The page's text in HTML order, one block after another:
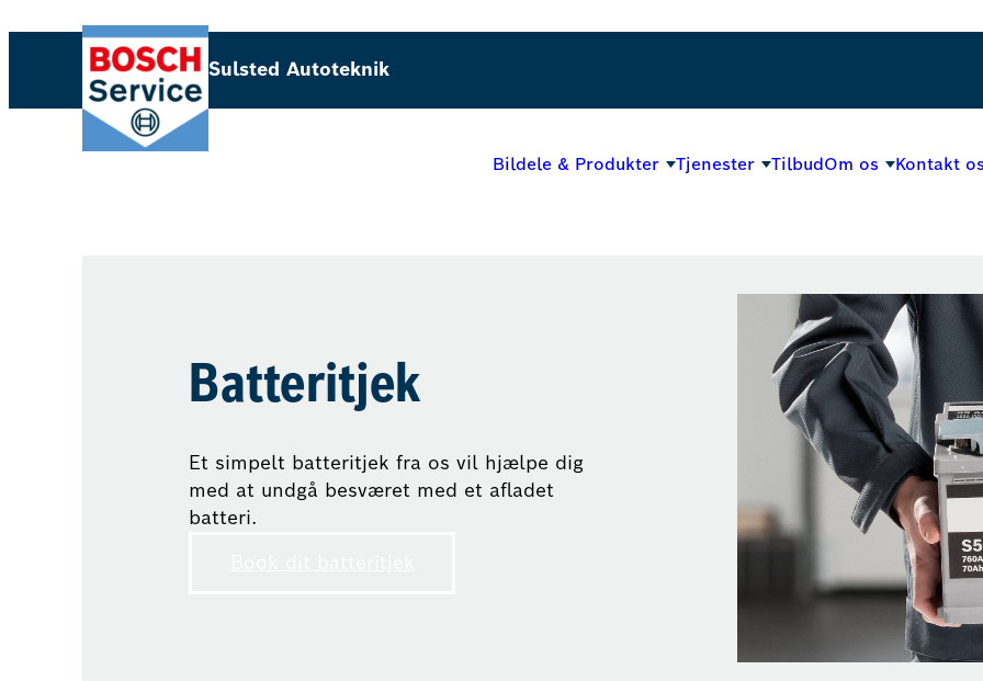
Sulsted Autoteknik
Bildele & Produkter Tjenester TilbudOm os Kontakt
Batteritjek
Et simpelt batteritjek fra os vil hjælpe dig
med at undgå besværet med et afladet
batteri.